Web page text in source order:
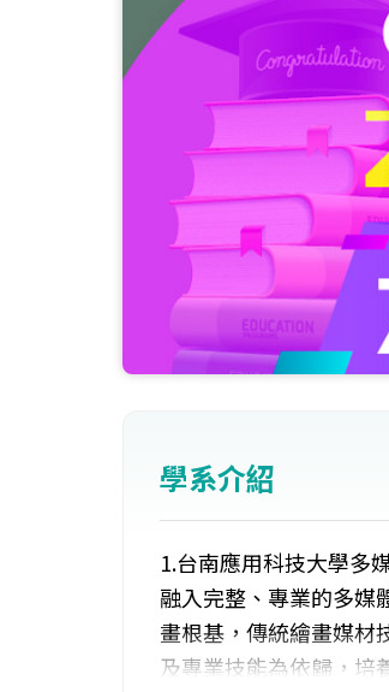
學系介紹
1.台南應用科技大學多
融入完整、專業的多媒
畫根基，傳統繪畫媒材
及專業技能為依歸，培